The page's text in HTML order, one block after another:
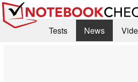
Tests News